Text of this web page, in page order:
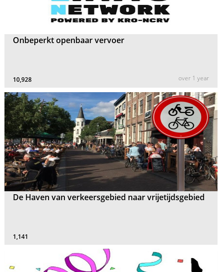
Onbeperkt openbaar vervoer
10,928 over 1 year
De Haven van verkeersgebied naar vrijetijdsgebied
1,141